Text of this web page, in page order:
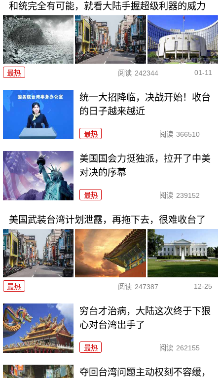
和统完全有可能，就看大陆手握超级利器的威力
最热 阅读 242344 01-11
统一大招降临，决战开始！收台
的日子越来越近
最热 阅读 366510
美国国会力挺独派，拉开了中美
对决的序幕
最热 阅读 239152
美国武装台湾计划泄露，再拖下去，很难收台了
最热 阅读 247387 12-25
穷台才治病，大陆这次终于下狠
心对台湾出手了
最热 阅读 262155
夺回台湾问题主动权刻不容缓，